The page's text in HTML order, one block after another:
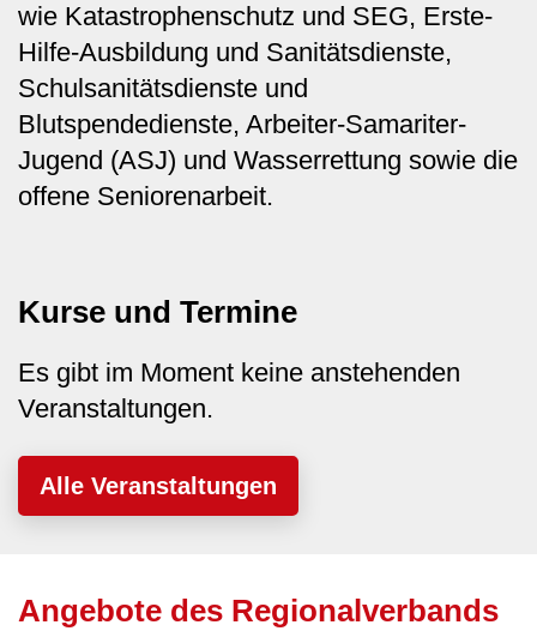
wie Katastrophenschutz und SEG, Erste-
Hilfe-Ausbildung und Sanitätsdienste,
Schulsanitätsdienste und
Blutspendedienste, Arbeiter-Samariter-
Jugend (ASJ) und Wasserrettung sowie die
offene Seniorenarbeit.
Kurse und Termine
Es gibt im Moment keine anstehenden
Veranstaltungen.
Alle Veranstaltungen
Angebote des Regionalverbands